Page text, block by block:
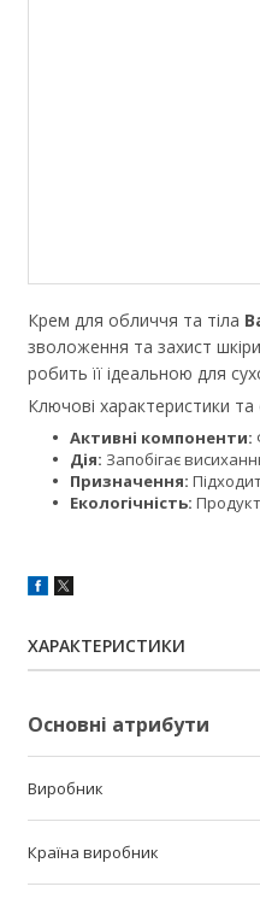
Крем для обличчя та тіла
зволоження та захист
робить її ідеальною для
Ключові характеристики та
Активні компоненти:
Дія: Запобігає
Призначення:
Екологічність:
ХАРАКТЕРИСТИКИ
Основні атрибути
Виробник
Країна виробник